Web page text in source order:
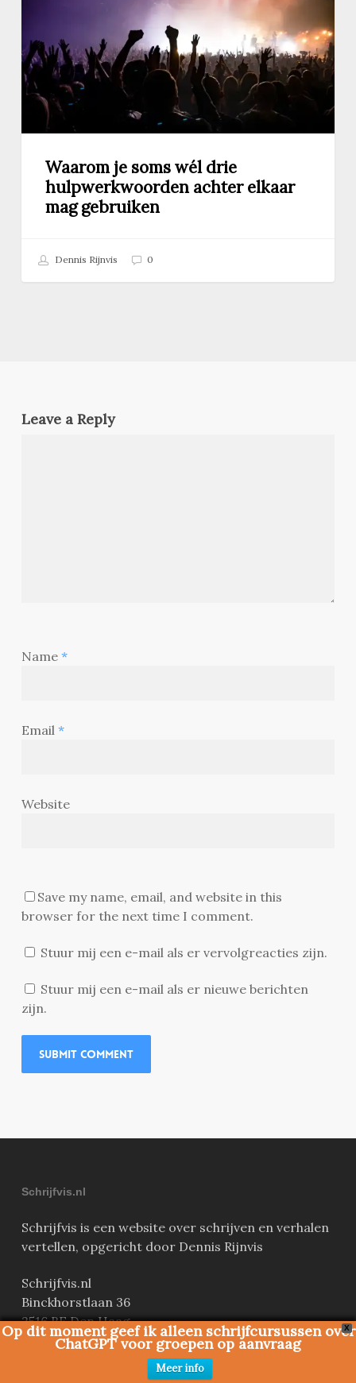
hulpwerkwoorden
achter
elkaar
mag
gebruiken
Waarom je soms wél drie
hulpwerkwoorden achter elkaar
mag gebruiken
Dennis Rijnvis 0
Leave a Reply
Name *
Email *
Website
Save my name, email, and website in this
browser for the next time I comment.
Stuur mij een e-mail als er vervolgreacties zijn.
Stuur mij een e-mail als er nieuwe berichten
zijn.
Schrijfvis.nl
Schrijfvis is een website over schrijven en verhalen
vertellen, opgericht door Dennis Rijnvis
Schrijfvis.nl
Binckhorstlaan 36
2516 BE Den Haag
BTW-nr: NL182365190B01
X
Op dit moment geef ik alleen schrijfcursussen over
ChatGPT voor groepen op aanvraag
Meer info